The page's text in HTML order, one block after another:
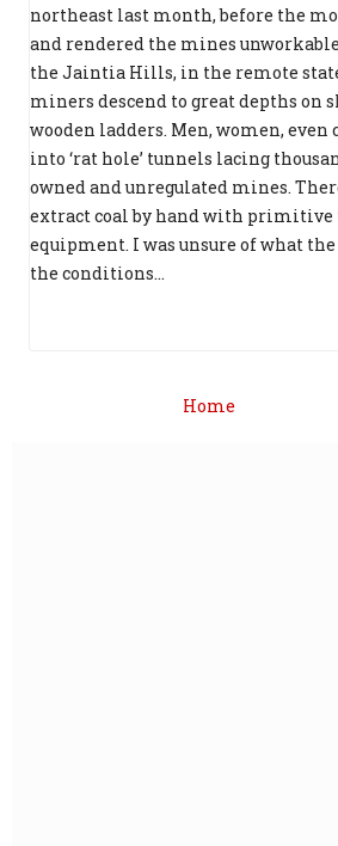
northeast last month, before the
and rendered the mines
the Jaintia Hills, in the remote
miners descend to great depths on
wooden ladders. Men, women, even
into ‘rat hole’ tunnels lacing
owned and unregulated mines.
extract coal by hand with primitive
equipment. I was unsure of what
the conditions...
Home